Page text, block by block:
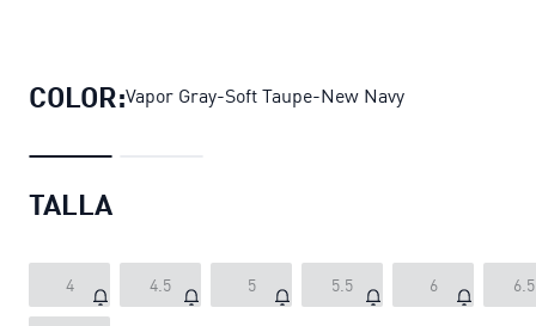
COLOR:Vapor Gray-Soft Taupe-New Navy
TALLA
4 4.5 5 5.5 6 6.5